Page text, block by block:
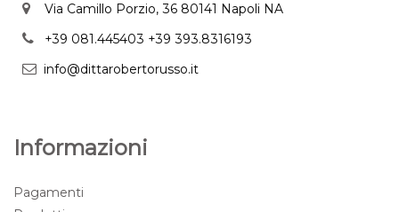
Via Camillo Porzio, 36 80141 Napoli NA
+39 081.445403 +39 393.8316193
info@dittarobertorusso.it
Informazioni
Pagamenti